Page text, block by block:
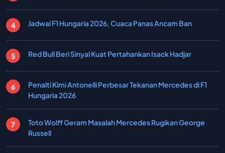
Jadwal F1 Hungaria 2026, Cuaca Panas Ancam Ban
Red Bull Beri Sinyal Kuat Pertahankan Isack Hadjar
Penalti Kimi Antonelli Perbesar Tekanan Mercedes di F1
Hungaria 2026
Toto Wolff Geram Masalah Mercedes Rugikan George
Russell